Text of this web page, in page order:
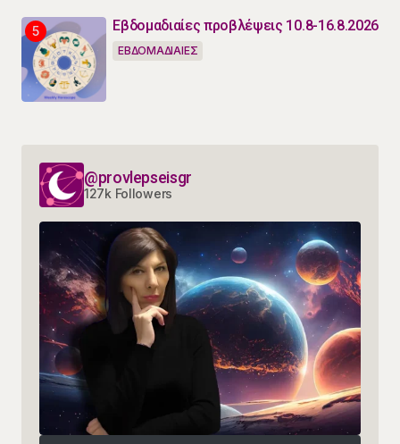
Εβδομαδιαίες προβλέψεις 10.8-16.8.2026
ΕΒΔΟΜΑΔΙΑΙΕΣ
@provlepseisgr
127k Followers